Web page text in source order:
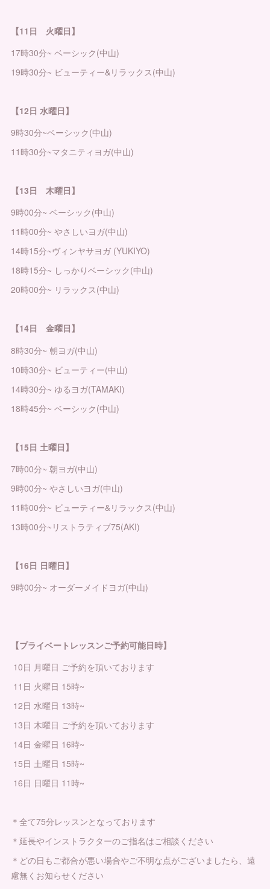
【11日 火曜日】
17時30分~ ベーシック(中山)
19時30分~ ビューティー&リラックス(中山)
【12日 水曜日】
9時30分~ベーシック(中山)
11時30分~マタニティヨガ(中山)
【13日 木曜日】
9時00分~ ベーシック(中山)
11時00分~ やさしいヨガ(中山)
14時15分~ヴィンヤサヨガ (YUKIYO)
18時15分~ しっかりベーシック(中山)
20時00分~ リラックス(中山)
【14日 金曜日】
8時30分~ 朝ヨガ(中山)
10時30分~ ビューティー(中山)
14時30分~ ゆるヨガ(TAMAKI)
18時45分~ ベーシック(中山)
【15日 土曜日】
7時00分~ 朝ヨガ(中山)
9時00分~ やさしいヨガ(中山)
11時00分~ ビューティー&リラックス(中山)
13時00分~リストラティブ75(AKI)
【16日 日曜日】
9時00分~ オーダーメイドヨガ(中山)
【プライベートレッスンご予約可能日時】
10日 月曜日 ご予約を頂いております
11日 火曜日 15時~
12日 水曜日 13時~
13日 木曜日 ご予約を頂いております
14日 金曜日 16時~
15日 土曜日 15時~
16日 日曜日 11時~
＊全て75分レッスンとなっております
＊延長やインストラクターのご指名はご相談ください
＊どの日もご都合が悪い場合やご不明な点がございましたら、遠
慮無くお知らせください